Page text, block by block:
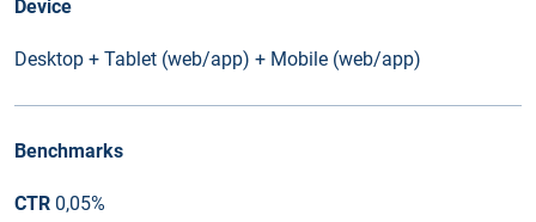
Device
Desktop + Tablet (web/app) + Mobile (web/app)
Benchmarks
CTR 0,05%